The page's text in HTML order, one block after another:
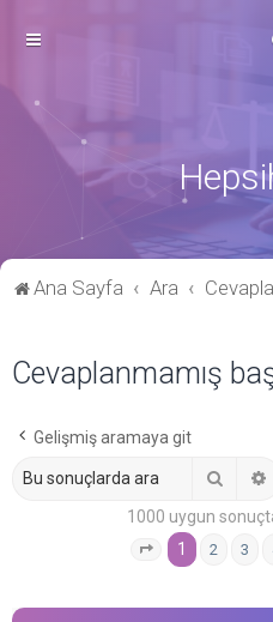
Ana Sayfa Ara
Cevaplanmamış
Gelişmiş aramaya git
1000 uygun
. sayfa (Toplam
1 2 3